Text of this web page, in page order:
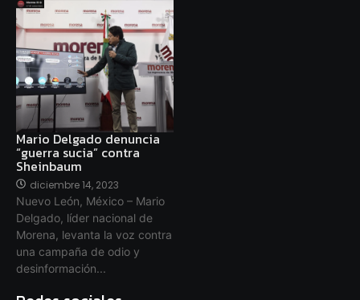
Mario Delgado denuncia
“guerra sucia” contra
Sheinbaum
diciembre 14, 2023
Nuevo León, México – Mario
Delgado, líder nacional de
Morena, levanta la voz contra
una campaña de odio y
desinformación...